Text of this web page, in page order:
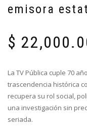
emisora
$
La TV Pública cuple 70
trascendencia histórica
recupera su rol social,
una investigación sin
seriada.